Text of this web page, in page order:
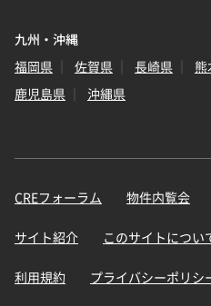
九州・沖縄
福岡県
佐賀県 長崎県 熊
鹿児島県
沖縄県
CREフォーラム 物件内覧会
サイト紹介 このサイトについ
利用規約 プライバシーポリシ